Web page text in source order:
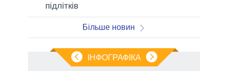
підлітків
Більше новин
ІНФОГРАФІКА